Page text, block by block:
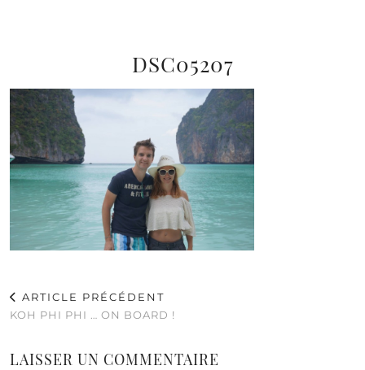
DSC05207
ARTICLE PRÉCÉDENT
KOH PHI PHI … ON BOARD !
LAISSER UN COMMENTAIRE